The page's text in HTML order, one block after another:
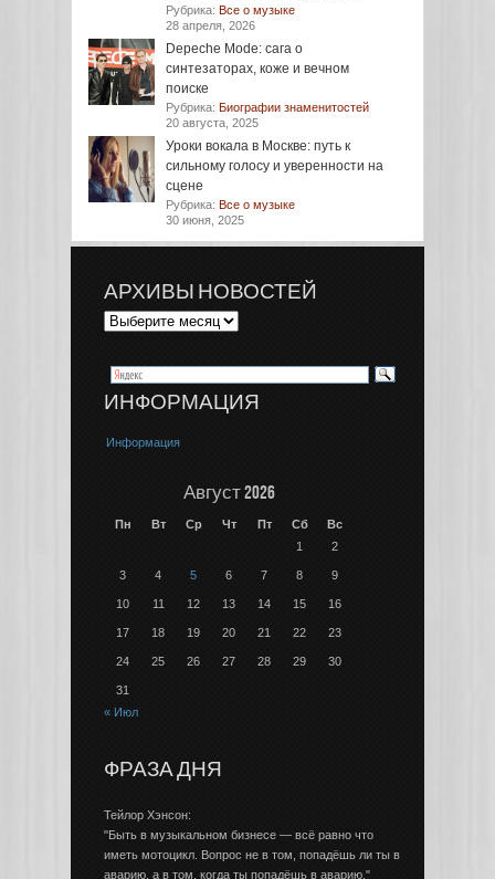
Рубрика: Все о музыке
28 апреля, 2026
Depeche Mode: сага о
синтезаторах, коже и вечном
поиске
Рубрика: Биографии знаменитостей
20 августа, 2025
Уроки вокала в Москве: путь к
сильному голосу и уверенности на
сцене
Рубрика: Все о музыке
30 июня, 2025
АРХИВЫ НОВОСТЕЙ
ИНФОРМАЦИЯ
Информация
Август 2026
Пн Вт Ср Чт Пт Сб
Вс
1
2
3 4 5 6 7 8 9
10 11 12 13 14 15 16
17 18 19 20 21 22 23
24 25 26 27 28 29 30
31
« Июл
ФРАЗА ДНЯ
Тейлор Хэнсон:
"Быть в музыкальном бизнесе — всё равно что
иметь мотоцикл. Вопрос не в том, попадёшь ли ты в
аварию, а в том, когда ты попадёшь в аварию."